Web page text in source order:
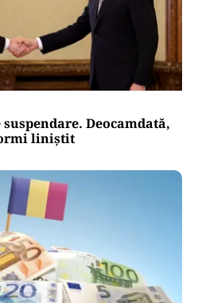
Deocamdată,
liniștit